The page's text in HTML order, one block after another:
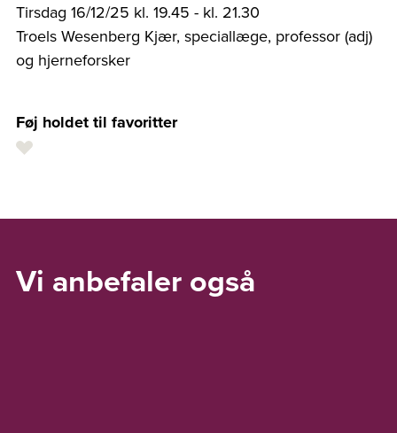
Tirsdag 16/12/25 kl. 19.45 - kl. 21.30
Troels Wesenberg Kjær, speciallæge, professor (adj)
og hjerneforsker
Føj holdet til favoritter
Vi anbefaler også